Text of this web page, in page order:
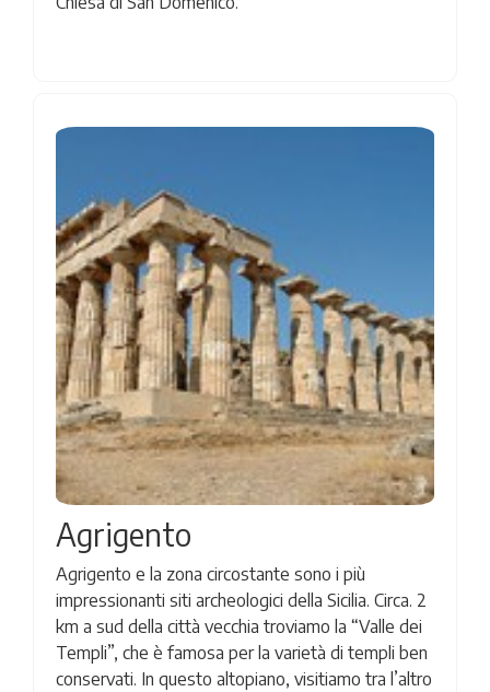
Agrigento
Agrigento e la zona circostante sono i più
impressionanti siti archeologici della Sicilia. Circa. 2
km a sud della città vecchia troviamo la “Valle dei
Templi”, che è famosa per la varietà di templi ben
conservati. In questo altopiano, visitiamo tra l’altro